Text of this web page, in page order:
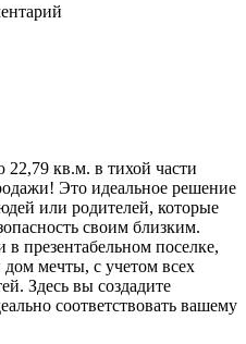
кв.м. в тихой части
Это идеальное решение
или родителей, которые
своим близким.
презентабельном поселке,
мечты, с учетом всех
Здесь вы создадите
соответствовать вашему